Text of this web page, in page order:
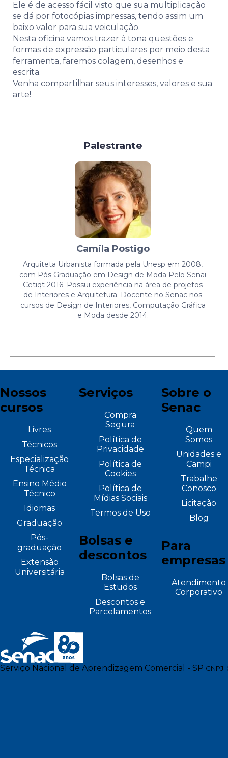
Ele é de acesso fácil visto que sua multiplicação
se dá por fotocópias impressas, tendo assim um
baixo valor para sua veiculação.
Nesta oficina vamos trazer à tona questões e
formas de expressão particulares por meio desta
ferramenta, faremos colagem, desenhos e
escrita.
Venha compartilhar seus interesses, valores e sua
arte!
Palestrante
Camila Postigo
Arquiteta Urbanista formada pela Unesp em 2008,
com Pós Graduação em Design de Moda Pelo Senai
Cetiqt 2016. Possui experiência na área de projetos
de Interiores e Arquitetura. Docente no Senac nos
cursos de Design de Interiores, Computação Gráfica
e Moda desde 2014.
Nossos
cursos
Livres
Técnicos
Especialização
Técnica
Ensino Médio
Técnico
Idiomas
Graduação
Pós-
graduação
Extensão
Universitária
Serviços
Compra
Segura
Política de
Privacidade
Política de
Cookies
Política de
Mídias Sociais
Termos de Uso
Bolsas e
descontos
Bolsas de
Estudos
Descontos e
Parcelamentos
Sobre o
Senac
Quem
Somos
Unidades e
Campi
Trabalhe
Conosco
Licitação
Blog
Para
empresas
Atendimento
Corporativo
Serviço Nacional de Aprendizagem Comercial - SP